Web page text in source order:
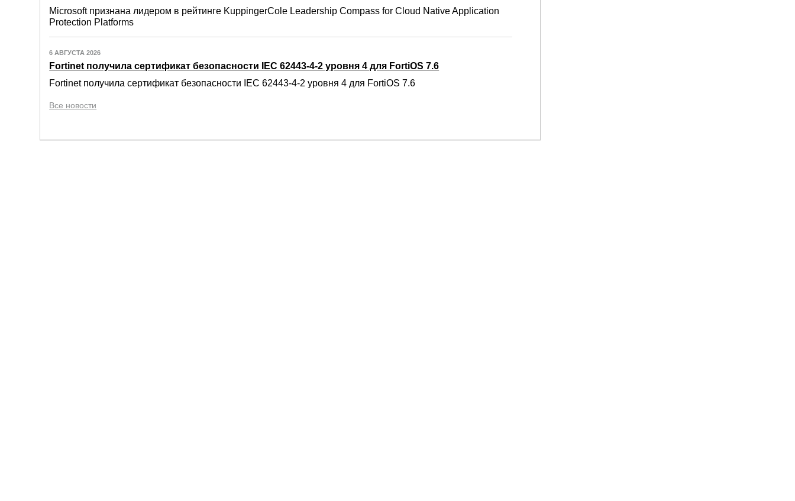
Microsoft признана лидером в рейтинге KuppingerCole Leadership Compass for Cloud Native Application
Protection Platforms
6 АВГУСТА 2026
Fortinet получила сертификат безопасности IEC 62443-4-2 уровня 4 для FortiOS 7.6
Fortinet получила сертификат безопасности IEC 62443-4-2 уровня 4 для FortiOS 7.6
Все новости